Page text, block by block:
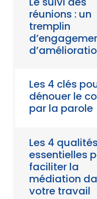
réunions : un
tremplin
Les 4 clés
dénouer le
par la parole
Les 4 qualités
essentielles
faciliter la
médiation
votre travail